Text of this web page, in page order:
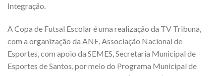
Integração.
A Copa de Futsal Escolar é uma realização da TV Tribuna,
com a organização da ANE, Associação Nacional de
Esportes, com apoio da SEMES, Secretaria Municipal de
Esportes de Santos, por meio do Programa Municipal de